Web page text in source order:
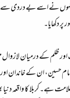
نے اسے بے دردی سے
دکھایا۔
اور ظلم کے درمیان لازوال
حسین، ان کے خاندان اور
ہے۔ کربلا کا واقعہ